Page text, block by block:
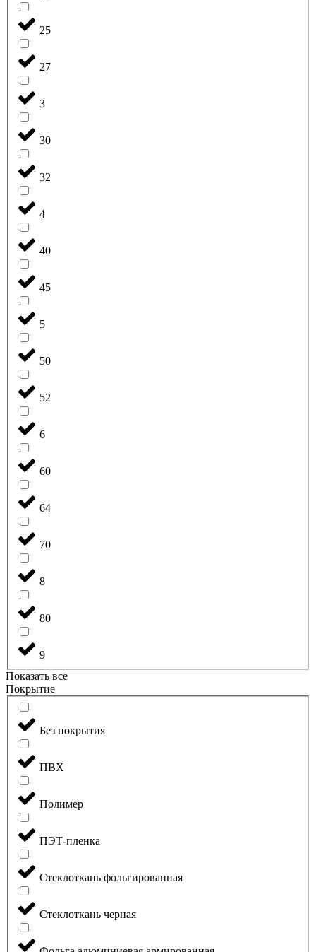
25
27
3
30
32
4
40
45
5
50
52
6
60
64
70
8
80
9
Показать все
Покрытие
Без покрытия
ПВХ
Полимер
ПЭТ-пленка
Стеклоткань фольгированная
Стеклоткань черная